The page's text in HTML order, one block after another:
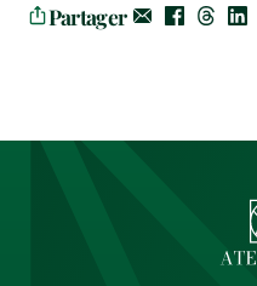
Partager